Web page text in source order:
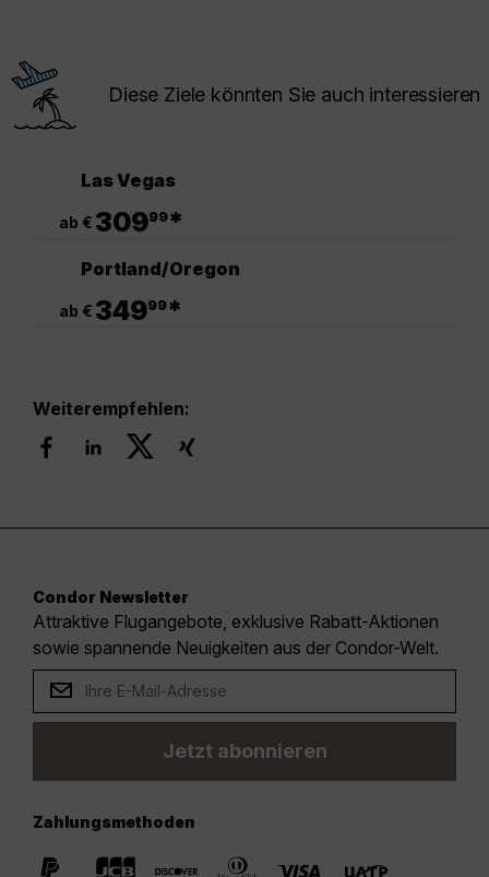
Diese Ziele könnten Sie auch interessieren
Las Vegas
ab € 30999*
Portland/Oregon
ab € 34999*
Weiterempfehlen:
Condor Newsletter
Attraktive Flugangebote, exklusive Rabatt-Aktionen
sowie spannende Neuigkeiten aus der Condor-Welt.
Jetzt abonnieren
Zahlungsmethoden